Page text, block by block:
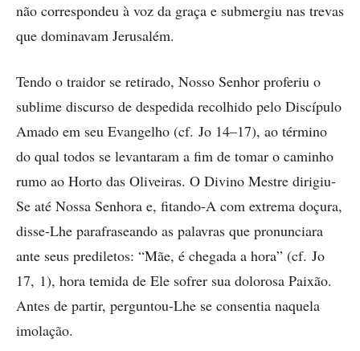
não correspondeu à voz da graça e submergiu nas trevas
que dominavam Jerusalém.
Tendo o traidor se retirado, ­Nosso Senhor proferiu o
sublime discurso de despedida recolhido pelo Discípulo
Amado em seu Evangelho (cf. Jo 14–17), ao término
do qual todos se levantaram a fim de tomar o caminho
rumo ao Horto das Oliveiras. O Divino Mestre dirigiu-
Se até Nossa Senhora e, fitando-A com extrema doçura,
disse-Lhe parafraseando as palavras que pronunciara
ante seus ­prediletos: “Mãe, é ­chegada a hora” (cf. Jo
17, 1), hora temida de Ele sofrer sua dolorosa Paixão.
Antes de partir, perguntou-Lhe se consentia naquela
imolação.